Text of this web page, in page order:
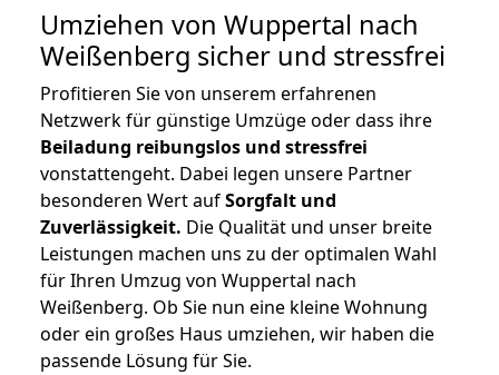
Umziehen von Wuppertal nach
Weißenberg sicher und stressfrei
Profitieren Sie von unserem erfahrenen
Netzwerk für günstige Umzüge oder dass ihre
Beiladung reibungslos und stressfrei
vonstattengeht. Dabei legen unsere Partner
besonderen Wert aufSorgfalt und
Zuverlässigkeit. Die Qualität und unser breite
Leistungen machen uns zu der optimalen Wahl
für Ihren Umzug von Wuppertal nach
Weißenberg. Ob Sie nun eine kleine Wohnung
oder ein großes Haus umziehen, wir haben die
passende Lösung für Sie.